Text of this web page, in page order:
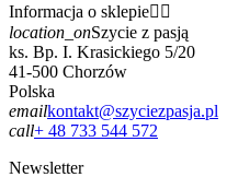
Informacja o sklepie 
location_onSzycie z pasją
ks. Bp. I. Krasickiego 5/20
41-500 Chorzów
Polska
emailkontakt@szyciezpasja.pl
call+ 48 733 544 572
Newsletter